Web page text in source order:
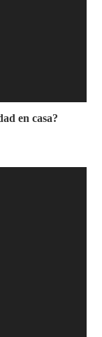
en casa?